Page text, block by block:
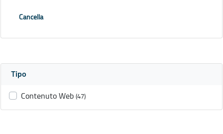
Cancella
Tipo
Contenuto Web (47)